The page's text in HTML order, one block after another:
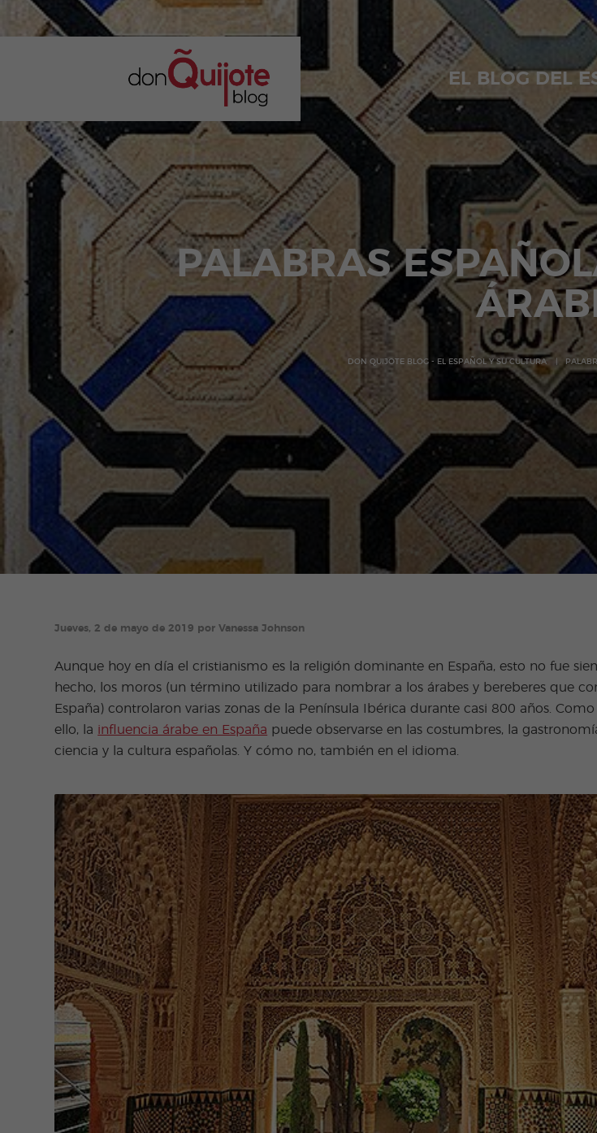
EL BLOG DEL
PALABRAS
DON QUIJOTE BLOG - EL ESPAÑOL Y SU CULTURA
Jueves, 2 de mayo de 2019 por Vanessa Johnson
Aunque hoy en día el cristianismo es la religión dominante en España, esto no fue
hecho, los moros (un término utilizado para nombrar a los árabes y bereberes que
España) controlaron varias zonas de la Península Ibérica durante casi 800 años.
ello, la influencia árabe en España puede observarse en las costumbres, la
ciencia y la cultura españolas. Y cómo no, también en el idioma.